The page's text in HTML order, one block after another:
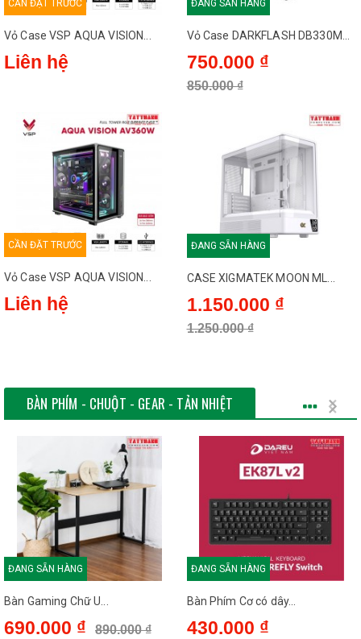
CẦN ĐẶT TRƯỚC
Vỏ Case VSP AQUA VISION...
Liên hệ
CẦN ĐẶT TRƯỚC
Vỏ Case VSP AQUA VISION...
Liên hệ
ĐANG SẴN HÀNG
Vỏ Case DARKFLASH DB330M...
750.000 ₫
850.000 ₫
ĐANG SẴN HÀNG
CASE XIGMATEK MOON ML...
1.150.000 ₫
1.250.000 ₫
BÀN PHÍM - CHUỘT - GEAR - TẢN NHIỆT
ĐANG SẴN HÀNG
Bàn Gaming Chữ U...
690.000 ₫ 890.000 ₫
ĐANG SẴN HÀNG
Bàn Phím Cơ có dây...
430.000 ₫